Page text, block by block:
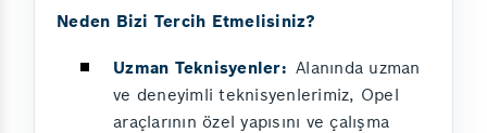
Neden Bizi Tercih Etmelisiniz?
Uzman Teknisyenler: Alanında uzman
ve deneyimli teknisyenlerimiz, Opel
araçlarının özel yapısını ve çalışma